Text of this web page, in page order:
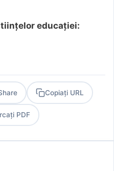
educației:
Copiați URL
PDF